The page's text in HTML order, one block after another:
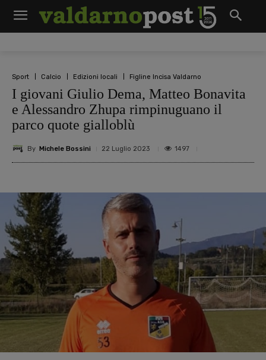
Sport Calcio Edizioni locali Figline Incisa Valdarno
I giovani Giulio Dema, Matteo Bonavita
e Alessandro Zhupa rimpinuguano il
parco quote gialloblù
By Michele Bossini 22 Luglio 2023 1497